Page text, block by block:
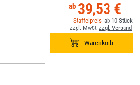
39,53 €
10